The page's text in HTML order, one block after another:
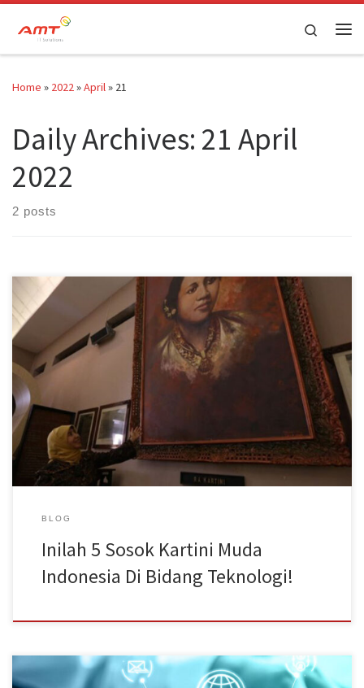
Skip to content Search
Home » 2022»April» 21
Daily Archives: 21 April
2022
2 posts
Inilah 5 Sosok Kartini Muda Indonesia Di Bidang Teknologi! Dunia
teknologi biasanya identik dengan dunia laki-laki. Laki-laki
dianggap mempunyai kecakapan yang lebih handal dan logika
yang lebih tajam dibanding dengan perempuan. Tidak jarang
perempuan cenderung dipandang sebelah mata, hanya karena
laki-laki dianggap lebih kompeten pada bidang ini. Namun, bukan
berarti […]
BLOG
Inilah 5 Sosok Kartini Muda
Indonesia Di Bidang Teknologi!